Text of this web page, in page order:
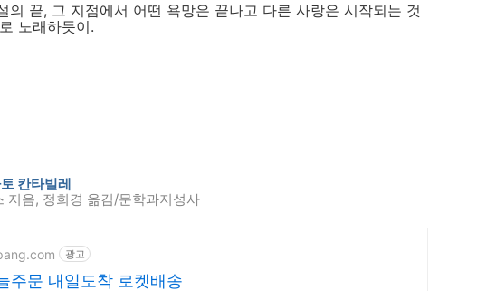
의 끝, 그 지점에서 어떤 욕망은 끝나고 다른 사랑은 시작되는 것
노래하듯이.
칸타빌레
지음, 정희경 옮김/문학과지성사
광고
주문 내일도착 로켓배송